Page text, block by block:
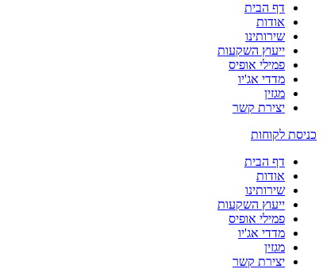
דף הבית
אודות
שירותינו
ייעוץ השקעות
פמילי אופיס
מדדי אג'יו
מגזין
יצירת קשר
כניסת לקוחות
דף הבית
אודות
שירותינו
ייעוץ השקעות
פמילי אופיס
מדדי אג'יו
מגזין
יצירת קשר